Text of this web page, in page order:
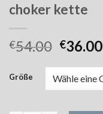
choker kette
€54.00 €36.00
Größe